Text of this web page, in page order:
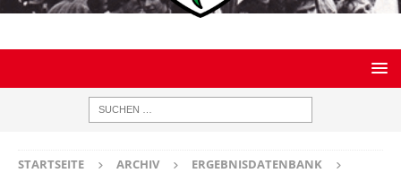
STARTSEITE ARCHIV
ERGEBNISDATENBANK